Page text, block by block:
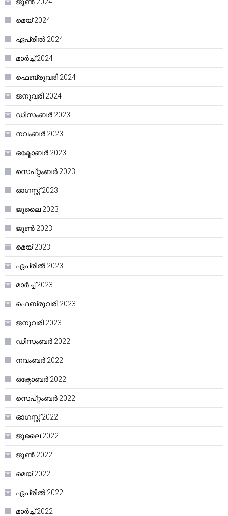
മെയ്‌ 2024
ഏപ്രിൽ 2024
മാർച്ച്‌ 2024
ഫെബ്രുവരി 2024
ജനുവരി 2024
ഡിസംബർ 2023
നവംബർ 2023
ഒക്ടോബർ 2023
സെപ്റ്റംബർ 2023
ഓഗസ്റ്റ്‌ 2023
ജൂലൈ 2023
ജൂൺ 2023
മെയ്‌ 2023
ഏപ്രിൽ 2023
മാർച്ച്‌ 2023
ഫെബ്രുവരി 2023
ജനുവരി 2023
ഡിസംബർ 2022
നവംബർ 2022
ഒക്ടോബർ 2022
സെപ്റ്റംബർ 2022
ഓഗസ്റ്റ്‌ 2022
ജൂലൈ 2022
ജൂൺ 2022
മെയ്‌ 2022
ഏപ്രിൽ 2022
മാർച്ച്‌ 2022